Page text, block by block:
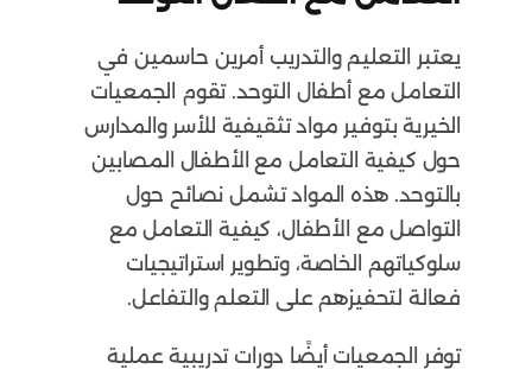
يعتبر التعليم والتدريب أمرين حاسمين في
التعامل مع أطفال التوحد. تقوم الجمعيات
الخيرية بتوفير مواد تثقيفية للأسر والمدارس
حول كيفية التعامل مع الأطفال المصابين
بالتوحد. هذه المواد تشمل نصائح حول
التواصل مع الأطفال، كيفية التعامل مع
سلوكياتهم الخاصة، وتطوير استراتيجيات
فعالة لتحفيزهم على التعلم والتفاعل.
توفر الجمعيات أيضًا دورات تدريبية عملية